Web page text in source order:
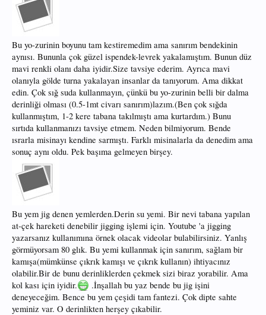
Bu yo-zurinin boyunu tam kestiremedim ama sanırım bendekinin
aynısı. Bununla çok güzel ispendek-levrek yakalamıştım. Bunun düz
mavi renkli olanı daha iyidir.Size tavsiye ederim. Ayrıca mavi
olanıyla gölde turna yakalayan insanlar da tanıyorum. Ama dikkat
edin. Çok sığ suda kullanmayın, çünkü bu yo-zurinin belli bir dalma
derinliği olması (0.5-1mt civarı sanırım)lazım.(Ben çok sığda
kullanmıştım, 1-2 kere tabana takılmıştı ama kurtardım.) Bunu
sırtıda kullanmanızı tavsiye etmem. Neden bilmiyorum. Bende
ısrarla misinayı kendine sarmıştı. Farklı misinalarla da denedim ama
sonuç aynı oldu. Pek başıma gelmeyen birşey.
Bu yem jig denen yemlerden.Derin su yemi. Bir nevi tabana yapılan
at-çek hareketi denebilir jigging işlemi için. Youtube 'a jigging
yazarsanız kullanımına örnek olacak videolar bulabilirsiniz. Yanlış
görmüyorsam 80 glık. Bu yemi kullanmak için sanırım, sağlam bir
kamışa(mümkünse çıkrık kamışı ve çıkrık kullanın) ihtiyacınız
olabilir.Bir de bunu derinliklerden çekmek sizi biraz yorabilir. Ama
kol kası için iyidir.
.İnşallah bu yaz bende bu jig işini
deneyeceğim. Bence bu yem çeşidi tam fantezi. Çok dipte sahte
yeminiz var. O derinlikten herşey çıkabilir.